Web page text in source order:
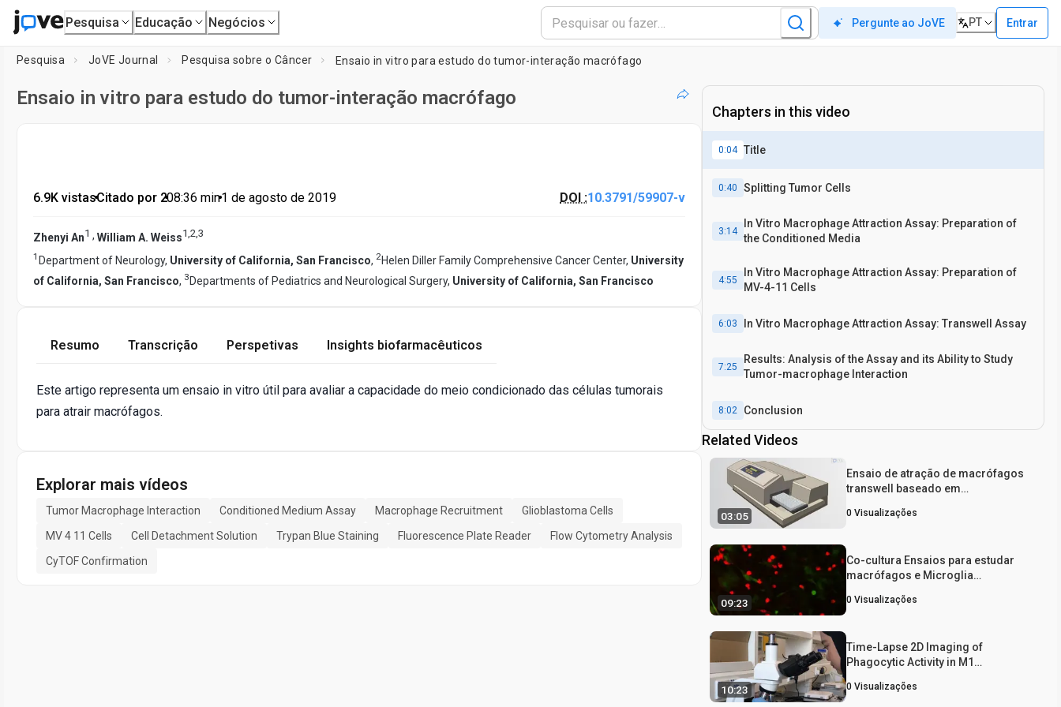
Pesquisa Educação Negócios Pergunte ao JoVE PT Entrar
Pesquisa JoVE Journal Pesquisa sobre o Câncer Ensaio in vitro para estudo do tumor-interação macrófago
Ensaio in vitro para estudo do tumor-interação macrófago
6.9K vistas•Citado por 2•08:36 min•1 de agosto de 2019 DOI :10.3791/59907-v
Zhenyi An1 , William A. Weiss1,2,3
1 Department of Neurology, University of California, San Francisco, 2Helen Diller Family Comprehensive Cancer Center, University
of California, San Francisco, 3 Departments of Pediatrics and Neurological Surgery, University of California, San Francisco
Resumo Transcrição Perspetivas Insights biofarmacêuticos
Este artigo representa um ensaio in vitro útil para avaliar a capacidade do meio condicionado das células tumorais
para atrair macrófagos.
Explorar mais vídeos
Tumor Macrophage Interaction Conditioned Medium Assay Macrophage Recruitment
Glioblastoma Cells
MV 4 11 Cells
Cell Detachment Solution Trypan Blue Staining Fluorescence Plate Reader
Flow Cytometry Analysis
CyTOF Confirmation
Chapters in this video
0:04 Title
0:40 Splitting Tumor Cells
3:14
In Vitro Macrophage Attraction Assay: Preparation of
the Conditioned Media
4:55
In Vitro Macrophage Attraction Assay: Preparation of
MV-4-11 Cells
6:03 In Vitro Macrophage Attraction Assay: Transwell Assay
7:25
Results: Analysis of the Assay and its Ability to Study
Tumor-macrophage Interaction
8:02 Conclusion
Related Videos
03:05
Ensaio de atração de macrófagos
transwell baseado em
para estudar a interação tumor-
0 Visualizações
09:23
Co-cultura Ensaios para estudar
macrófagos e Microglia
Invasion
0 Visualizações
10:23
Time-Lapse 2D Imaging of
Phagocytic Activity in M1
Carcinoma Cells in Co-cultures
0 Visualizações